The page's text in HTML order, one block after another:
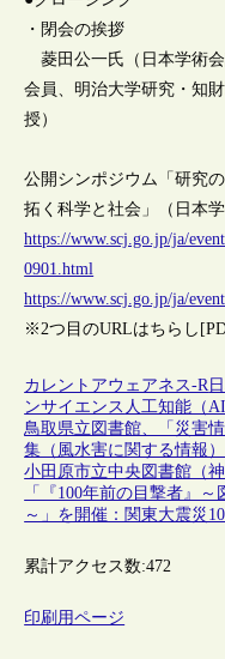
・閉会の挨拶
菱田公一氏（日本学術
会員、明治大学研究・知
授）
公開シンポジウム「研究
拓く科学と社会」（日本学
https://www.scj.go.jp/ja/
0901.html
https://www.scj.go.jp/ja/
※2つ目のURLはちらし
カレントアウェアネス-R
ンサイエンス 人工知能（AI
鳥取県立図書館、「災害
集（風水害に関する情報
小田原市立中央図書館（
「『100年前の目撃者』
～」を開催：関東大震災
累計アクセス数:472
印刷用ページ